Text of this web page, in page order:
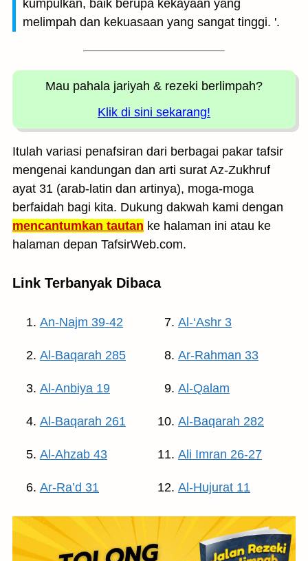
kumpulkan, baik berupa kekayaan yang
melimpah dan kekuasaan yang sangat tinggi. '.
Mau pahala jariyah & rezeki berlimpah?
Klik di sini sekarang!
Itulah variasi penafsiran dari berbagai pakar tafsir
mengenai kandungan dan arti surat Az-Zukhruf
ayat 31 (arab-latin dan artinya), moga-moga
berfaidah bagi kita. Dukung dakwah kami dengan
mencantumkan tautan ke halaman ini atau ke
halaman depan TafsirWeb.com.
Link Terbanyak Dibaca
An-Najm 39-42
Al-Baqarah 285
Al-Anbiya 19
Al-Baqarah 261
Al-Ahzab 43
Ar-Ra’d 31
Al-‘Ashr 3
Ar-Rahman 33
Al-Qalam
Al-Baqarah 282
Ali Imran 26-27
Al-Hujurat 11